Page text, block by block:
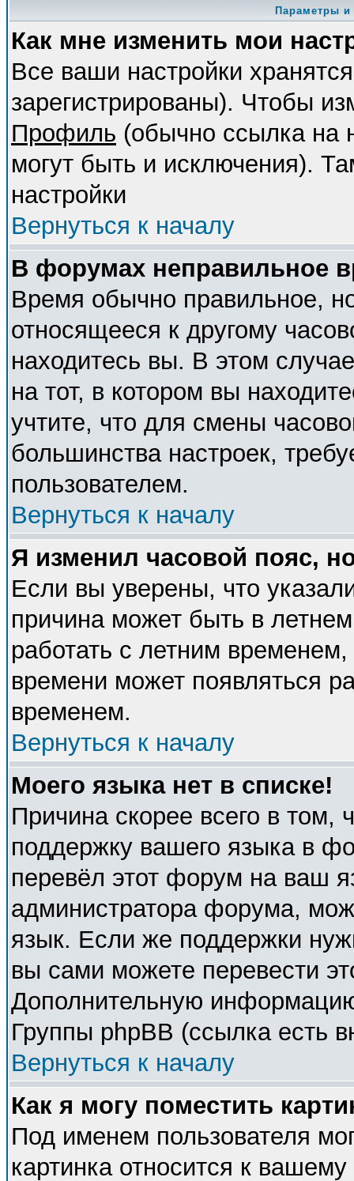
Параметры и
Как мне изменить мои
Все ваши настройки
зарегистрированы). Чтобы
Профиль (обычно ссылка на
могут быть и исключения).
настройки
Вернуться к началу
В форумах неправильное
Время обычно правильное,
относящееся к другому
находитесь вы. В этом
на тот, в котором вы
учтите, что для смены
большинства настроек,
пользователем.
Вернуться к началу
Я изменил часовой пояс,
Если вы уверены, что
причина может быть в
работать с летним временем,
времени может появляться
временем.
Вернуться к началу
Моего языка нет в списке!
Причина скорее всего в том,
поддержку вашего языка в
перевёл этот форум на ваш
администратора форума,
язык. Если же поддержки
вы сами можете перевести
Дополнительную
Группы phpBB (ссылка есть
Вернуться к началу
Как я могу поместить
Под именем пользователя
картинка относится к